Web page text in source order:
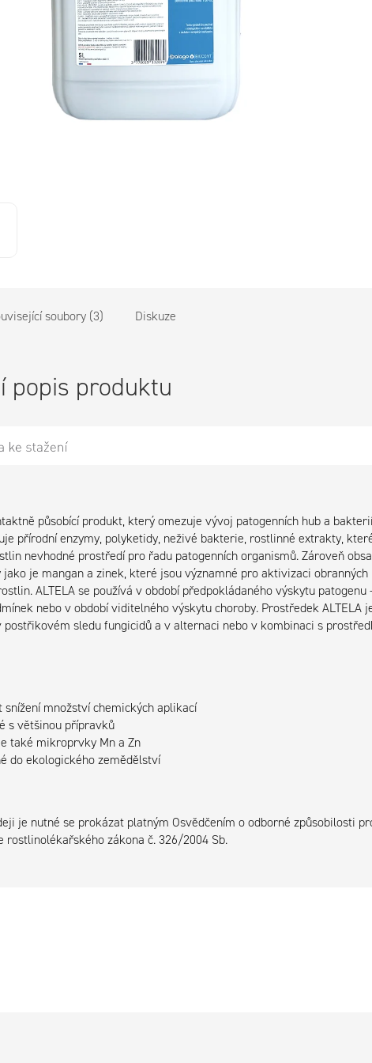
soubory (3) Diskuze
popis produktu
působící produkt, který omezuje vývoj patogenních hub a
přírodní enzymy, polyketidy, neživé bakterie, rostlinné extrakty,
nevhodné prostředí pro řadu patogenních organismů. Zároveň
je mangan a zinek, které jsou významné pro aktivizaci obranných
ALTELA se používá v období předpokládaného výskytu patogenu
nebo v období viditelného výskytu choroby. Prostředek ALTELA
postřikovém sledu fungicidů a v alternaci nebo v kombinaci s
snížení množství chemických aplikací
s většinou přípravků
také mikroprvky Mn a Zn
do ekologického zemědělství
je nutné se prokázat platným Osvědčením o odborné způsobilosti
rostlinolékařského zákona č. 326/2004 Sb.